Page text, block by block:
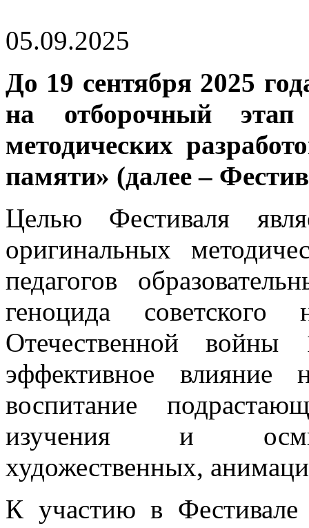
05.09.2025
До 19 сентября 2025
на отборочный этап
методических
памяти» (далее –
Целью Фестиваля
оригинальных
педагогов
геноцида
Отечественной войны
эффективное влияние
воспитание
изучения и
художественных,
К участию в Фестивале